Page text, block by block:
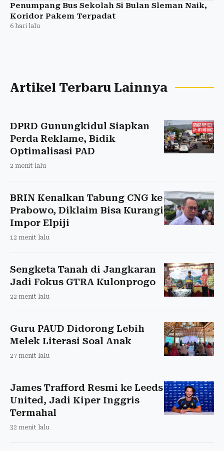
Penumpang Bus Sekolah Si Bulan Sleman Naik,
Koridor Pakem Terpadat
6 hari lalu
Artikel Terbaru Lainnya
DPRD Gunungkidul Siapkan
Perda Reklame, Bidik
Optimalisasi PAD
2 menit lalu
BRIN Kenalkan Tabung CNG ke
Prabowo, Diklaim Bisa Kurangi
Impor Elpiji
12 menit lalu
Sengketa Tanah di Jangkaran
Jadi Fokus GTRA Kulonprogo
22 menit lalu
Guru PAUD Didorong Lebih
Melek Literasi Soal Anak
27 menit lalu
James Trafford Resmi ke Leeds
United, Jadi Kiper Inggris
Termahal
32 menit lalu